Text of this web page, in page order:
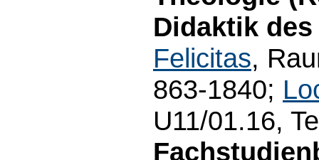
Didaktik
Felicitas,
863-1840;
U11/01.16,